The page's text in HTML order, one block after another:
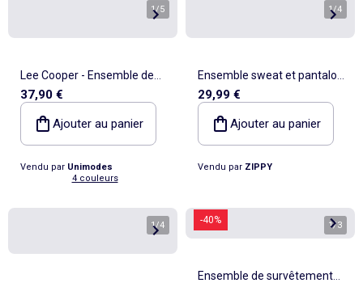
1/5
Lee Cooper - Ensemble de
jogging, sweat à capuche et
pantalon garçon
37,90 €
Ajouter au panier
Vendu par Unimodes
4 couleurs
1/4
Ensemble sweat et pantalon
de jogging avec imprimé
29,99 €
Ajouter au panier
Vendu par ZIPPY
1/4 -40% 1/3
Ensemble de survêtement